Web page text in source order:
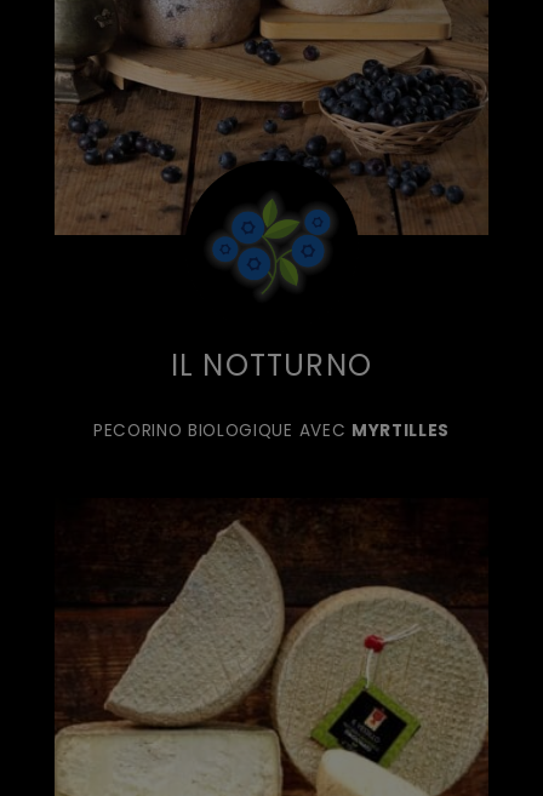
IL NOTTURNO
PECORINO BIOLOGIQUE AVEC MYRTILLES